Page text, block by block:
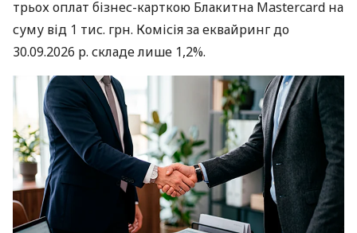
трьох оплат бізнес-карткою Блакитна Mastercard на
суму від 1 тис. грн. Комісія за еквайринг до
30.09.2026 р. складе лише 1,2%.